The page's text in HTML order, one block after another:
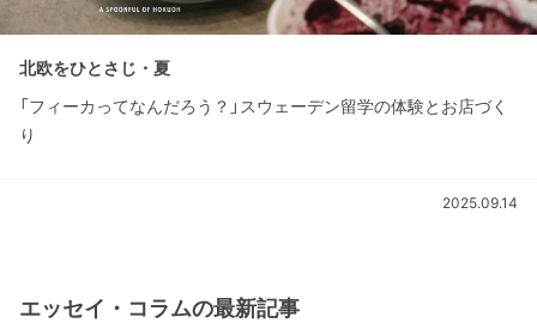
北欧をひとさじ・夏
「フィーカってなんだろう？」スウェーデン留学の体験とお店づく
り
2025.09.14
エッセイ・コラムの最新記事